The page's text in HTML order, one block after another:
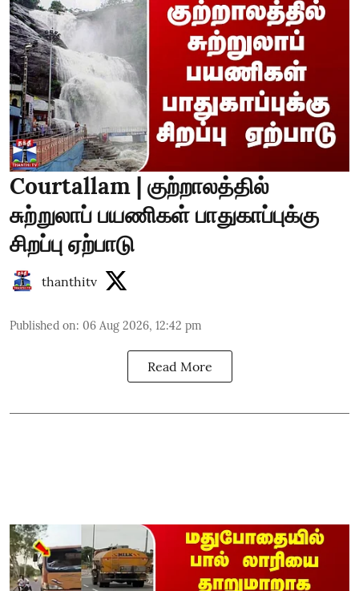
Courtallam | குற்றாலத்தில்
சுற்றுலாப் பயணிகள் பாதுகாப்புக்கு
சிறப்பு ஏற்பாடு
thanthitv
Published on: 06 Aug 2026, 12:42 pm
Read More